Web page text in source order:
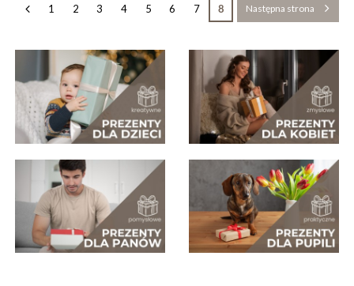
1 2 3 4 5 6 7 8 Następna strona